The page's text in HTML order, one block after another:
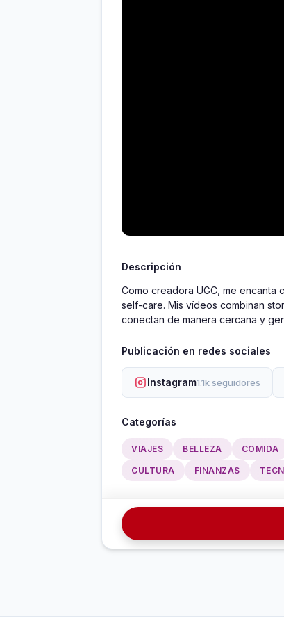
Descripción
Como creadora UGC, me encanta
self-care. Mis vídeos combinan
conectan de manera cercana y
Publicación en redes sociales
Instagram1.1k seguidores
Categorías
VIAJES BELLEZA COMIDA
CULTURA FINANZAS